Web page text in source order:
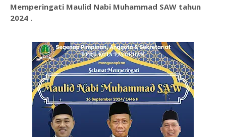
Memperingati Maulid Nabi Muhammad SAW tahun
2024 .